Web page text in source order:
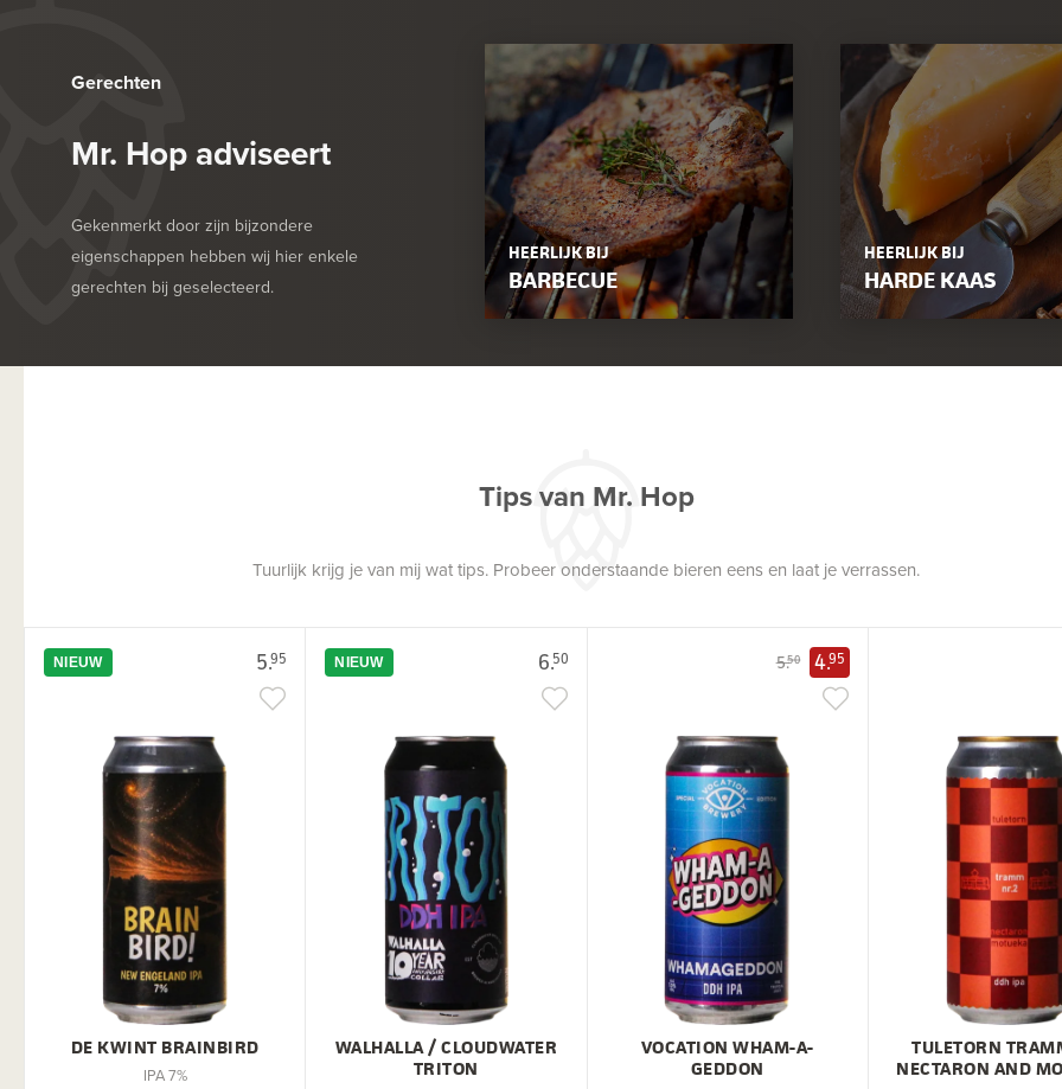
Gerechten
Mr. Hop adviseert
Gekenmerkt door zijn bijzondere
eigenschappen hebben wij hier enkele
gerechten bij geselecteerd.
HEERLIJK BIJ
BARBECUE
HEERLIJK BIJ
HARDE KAAS
Tips van Mr. Hop
Tuurlijk krijg je van mij wat tips. Probeer onderstaande bieren eens en laat je verrassen.
5.95
NIEUW
DE KWINT BRAINBIRD
IPA 7%
6.50
NIEUW
WALHALLA / CLOUDWATER
TRITON
5.50 4.95
VOCATION WHAM-A-
GEDDON
TULETORN
NECTARON AND